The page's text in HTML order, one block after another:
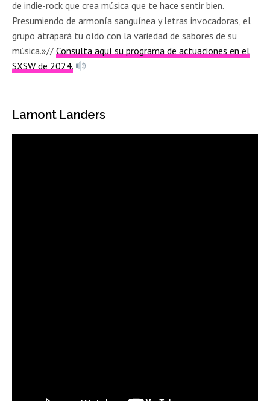
de indie-rock que crea música que te hace sentir bien.
Presumiendo de armonía sanguínea y letras invocadoras, el
grupo atrapará tu oído con la variedad de sabores de su
música.»//Consulta aquí su programa de actuaciones en el
SXSW de 2024.
Lamont Landers